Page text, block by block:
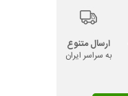
ارسال متنوع
به سراسر ایران